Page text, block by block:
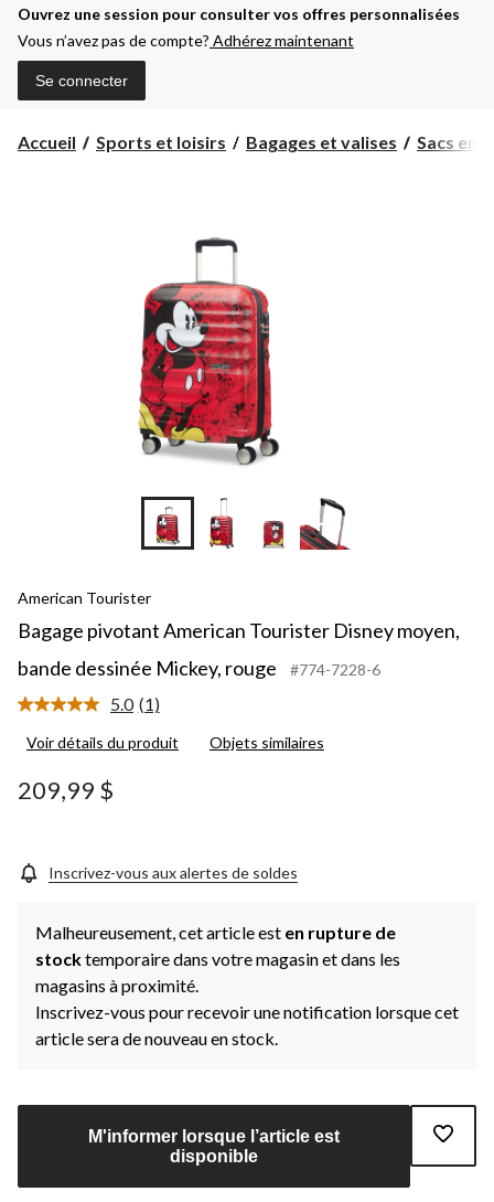
Ouvrez une session pour consulter vos offres personnalisées
Vous n’avez pas de compte? Adhérez maintenant
Se connecter
Accueil Sports et loisirs Bagages et valises Sacs
+3
American Tourister
Bagage pivotant American Tourister Disney moyen,
bande dessinée Mickey, rouge
#774-7228-6
5.0 Lire
commentaire.
(1)
Voir détails du produit Objets similaires
209,99 $
Inscrivez-vous aux alertes de soldes
Malheureusement, cet article est en rupture de
stocktemporaire dans votre magasin et dans les
magasins à proximité.
Inscrivez-vous pour recevoir une notification lorsque cet
article sera de nouveau en stock.
M'informer lorsque l’article est
disponible